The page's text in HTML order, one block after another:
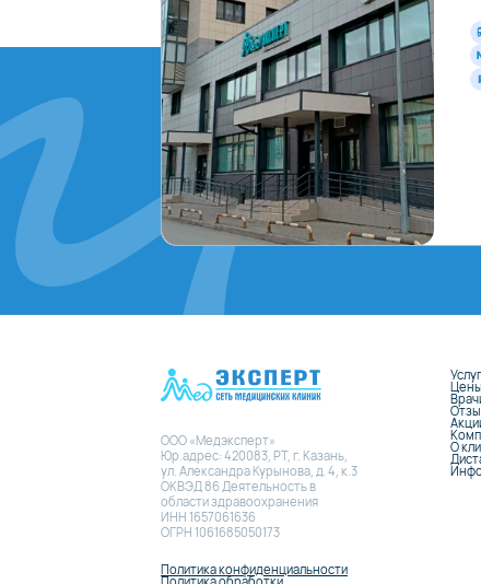
ООО «Медэксперт»
Юр.адрес: 420083, РТ, г. Казань,
ул. Александра Курынова, д. 4, к.3
ОКВЭД 86 Деятельность в
области здравоохранения
ИНН 1657061636
ОГРН 1061685050173
Политика конфиденциальности
Цены
О